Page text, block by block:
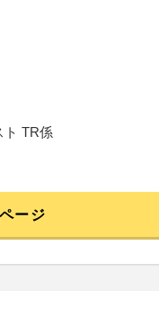
ト TR係
ージ